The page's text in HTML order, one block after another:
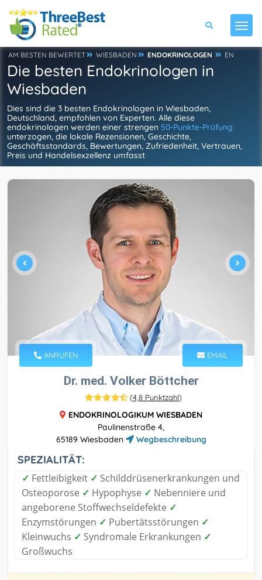
AM BESTEN BEWERTET WIESBADEN ENDOKRINOLOGEN EN
Die besten Endokrinologen in
Wiesbaden
Dies sind die 3 besten Endokrinologen in Wiesbaden,
Deutschland, empfohlen von Experten. Alle diese
endokrinologen werden einer strengen 50-Punkte-Prüfung
unterzogen, die lokale Rezensionen, Geschichte,
Geschäftsstandards, Bewertungen, Zufriedenheit, Vertrauen,
Preis und Handelsexzellenz umfasst
ANRUFEN EMAIL
Dr. med. Volker Böttcher
(4,8 Punktzahl)
ENDOKRINOLOGIKUM WIESBADEN
Paulinenstraße 4,
65189 Wiesbaden
Wegbeschreibung
SPEZIALITÄT:
✓ Fettleibigkeit ✓ Schilddrüsenerkrankungen und
Osteoporose ✓ Hypophyse ✓ Nebenniere und
angeborene Stoffwechseldefekte ✓
Enzymstörungen ✓ Pubertätsstörungen ✓
Kleinwuchs ✓ Syndromale Erkrankungen ✓
Großwuchs